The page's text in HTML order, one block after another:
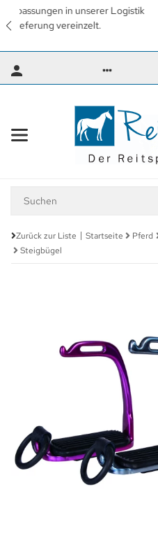
Wir arbeiten mit Hochdruck
wieder unsere gewohnten
Zurück zur Liste Startseite Pferd
Steigbügel